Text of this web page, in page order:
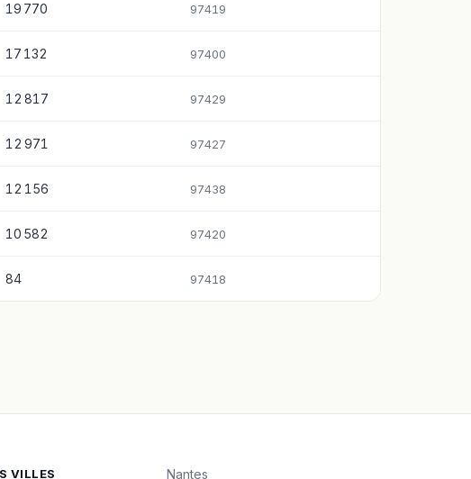
19 770 97419
17 132 97400
12 817 97429
12 971 97427
12 156 97438
10 582 97420
84 97418
VILLES Nantes